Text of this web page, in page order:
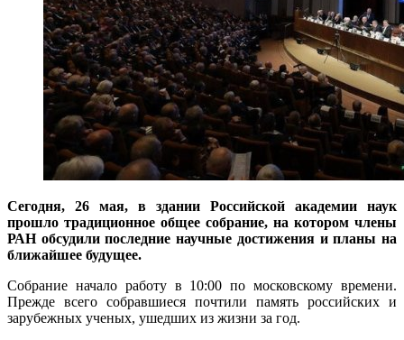
Сегодня, 26 мая, в здании Российской академии наук
прошло традиционное общее собрание, на котором члены
РАН обсудили последние научные достижения и планы на
ближайшее будущее.
Собрание начало работу в 10:00 по московскому времени.
Прежде всего собравшиеся почтили память российских и
зарубежных ученых, ушедших из жизни за год.